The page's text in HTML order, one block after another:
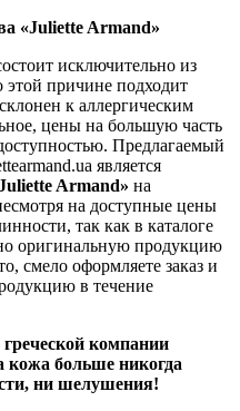
«Juliette Armand»
исключительно из
причине подходит
к аллергическим
цены на большую часть
Предлагаемый
является
Armand» на
на доступные цены
так как в каталоге
оригинальную продукцию
смело оформляете заказ и
в течение
компании
больше никогда
ни шелушения!